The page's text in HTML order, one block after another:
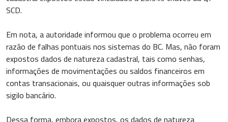
SCD.
Em nota, a autoridade informou que o problema ocorreu em
razão de falhas pontuais nos sistemas do BC. Mas, não foram
expostos dados de natureza cadastral, tais como senhas,
informações de movimentações ou saldos financeiros em
contas transacionais, ou quaisquer outras informações sob
sigilo bancário.
Dessa forma, embora expostos, os dados de natureza